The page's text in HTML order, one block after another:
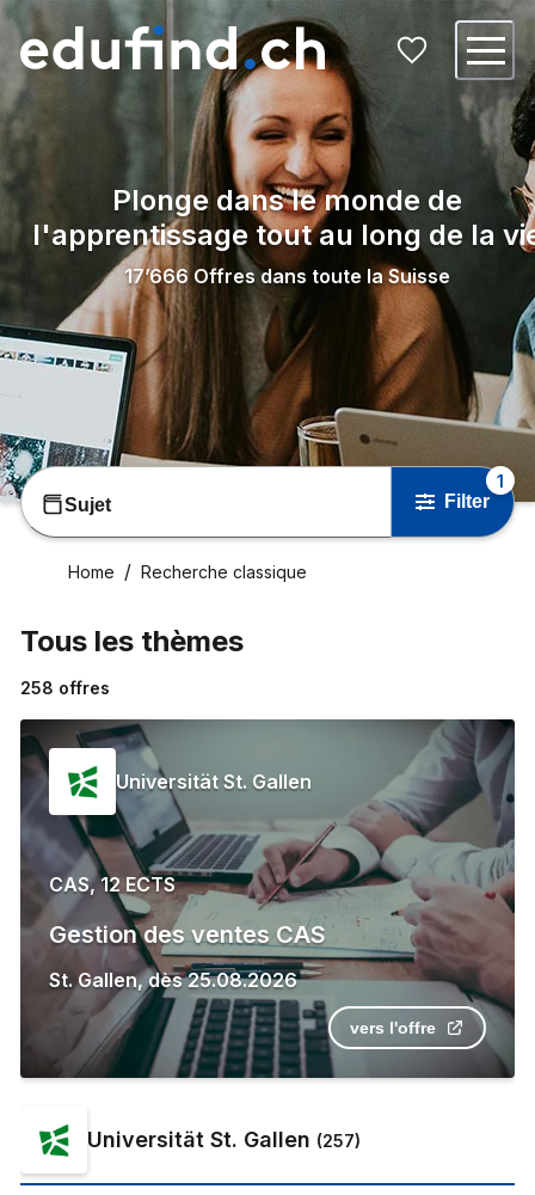
Plonge dans le monde de
l'apprentissage tout au long de la
17’666 Offres dans toute la Suisse
Sujet Filter
1
Home Recherche classique
Tous les thèmes
258 offres
Universität St. Gallen
CAS, 12 ECTS
Gestion des ventes CAS
St. Gallen,dès 25.08.2026
vers l'offre
Universität St. Gallen (257)